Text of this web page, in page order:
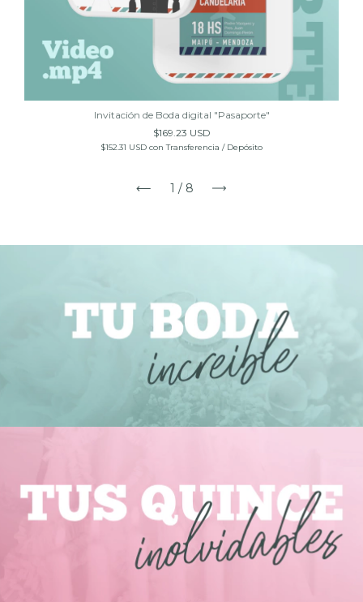
Invitación de Boda digital "Pasaporte"
$169.23 USD
$152.31 USD con Transferencia / Depósito
1 / 8